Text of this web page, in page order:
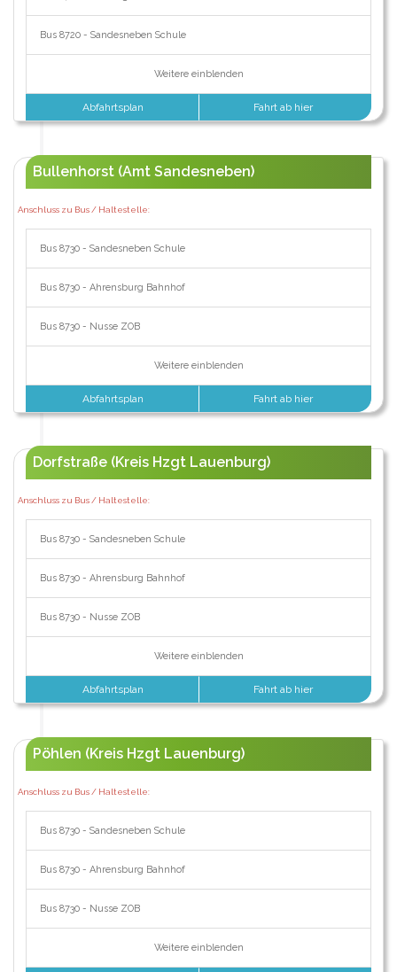
Bus 8720 - Sandesneben Schule
Weitere einblenden
Abfahrtsplan Fahrt ab hier
Bullenhorst (Amt Sandesneben)
Anschluss zu Bus / Haltestelle:
Bus 8730 - Sandesneben Schule
Bus 8730 - Ahrensburg Bahnhof
Bus 8730 - Nusse ZOB
Weitere einblenden
Abfahrtsplan Fahrt ab hier
Dorfstraße (Kreis Hzgt Lauenburg)
Anschluss zu Bus / Haltestelle:
Bus 8730 - Sandesneben Schule
Bus 8730 - Ahrensburg Bahnhof
Bus 8730 - Nusse ZOB
Weitere einblenden
Abfahrtsplan Fahrt ab hier
Pöhlen (Kreis Hzgt Lauenburg)
Anschluss zu Bus / Haltestelle:
Bus 8730 - Sandesneben Schule
Bus 8730 - Ahrensburg Bahnhof
Bus 8730 - Nusse ZOB
Weitere einblenden